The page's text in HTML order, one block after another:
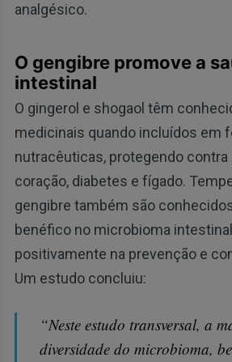
analgésico.
O gengibre promove a
intestinal
O gingerol e shogaol têm
medicinais quando incluídos em
nutracêuticas, protegendo
coração, diabetes e fígado.
gengibre também são
benéfico no microbioma
positivamente na prevenção e
Um estudo concluiu:
“Neste estudo transversal, a
diversidade do microbioma,